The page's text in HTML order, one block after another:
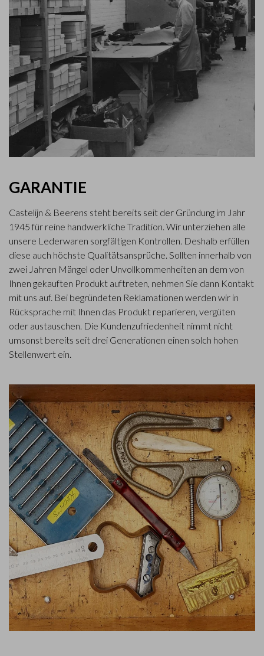
GARANTIE
Castelijn & Beerens steht bereits seit der Gründung im Jahr
1945 für reine handwerkliche Tradition. Wir unterziehen alle
unsere Lederwaren sorgfältigen Kontrollen. Deshalb erfüllen
diese auch höchste Qualitätsansprüche. Sollten innerhalb von
zwei Jahren Mängel oder Unvollkommenheiten an dem von
Ihnen gekauften Produkt auftreten, nehmen Sie dann Kontakt
mit uns auf. Bei begründeten Reklamationen werden wir in
Rücksprache mit Ihnen das Produkt reparieren, vergüten
oder austauschen. Die Kundenzufriedenheit nimmt nicht
umsonst bereits seit drei Generationen einen solch hohen
Stellenwert ein.